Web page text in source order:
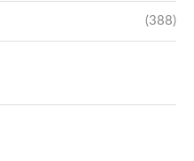
(388)